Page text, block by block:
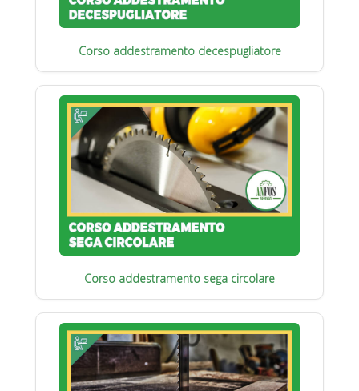
Corso addestramento decespugliatore
Corso addestramento sega circolare